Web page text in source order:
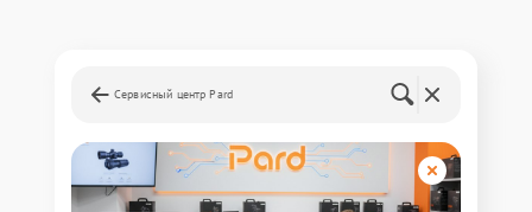
Сервисный центр Pard